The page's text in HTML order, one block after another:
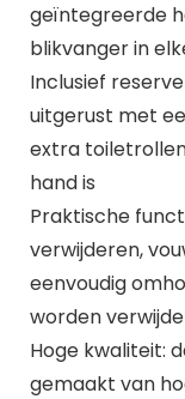
geïntegreerde
blikvanger in
Inclusief
uitgerust met
extra
hand is
Praktische
verwijderen,
eenvoudig
worden
Hoge kwaliteit:
gemaakt van